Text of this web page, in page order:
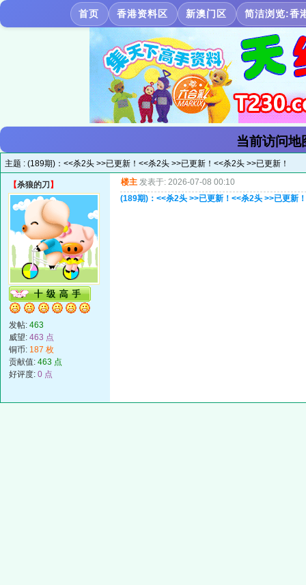
首页 香港资料区 新澳门区 简洁浏览:香
当前访问地
主题 : (189期)：<<杀2头 >>已更新！<<杀2头 >>已更新！<<杀2头 >>已更新！
【杀狼的刀 】
发帖: 463
威望: 463 点
铜币: 187 枚
贡献值: 463 点
好评度: 0 点
楼主 发表于: 2026-07-08 00:10
(189期)：<<杀2头 >>已更新！<<杀2头 >>已更新